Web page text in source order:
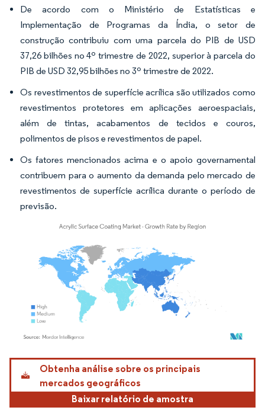
De acordo com o Ministério de Estatísticas e
Implementação de Programas da Índia, o setor de
construção contribuiu com uma parcela do PIB de USD
37,26 bilhões no 4º trimestre de 2022, superior à parcela do
PIB de USD 32,95 bilhões no 3º trimestre de 2022.
Os revestimentos de superfície acrílica são utilizados como
revestimentos protetores em aplicações aeroespaciais,
além de tintas, acabamentos de tecidos e couros,
polimentos de pisos e revestimentos de papel.
Os fatores mencionados acima e o apoio governamental
contribuem para o aumento da demanda pelo mercado de
revestimentos de superfície acrílica durante o período de
previsão.
Imagem © Mordor Intelligence. O reuso requer atribuição conforme CC BY 4.0.
Obtenha análise sobre os principais
mercados geográficos
Baixar relatório de amostra